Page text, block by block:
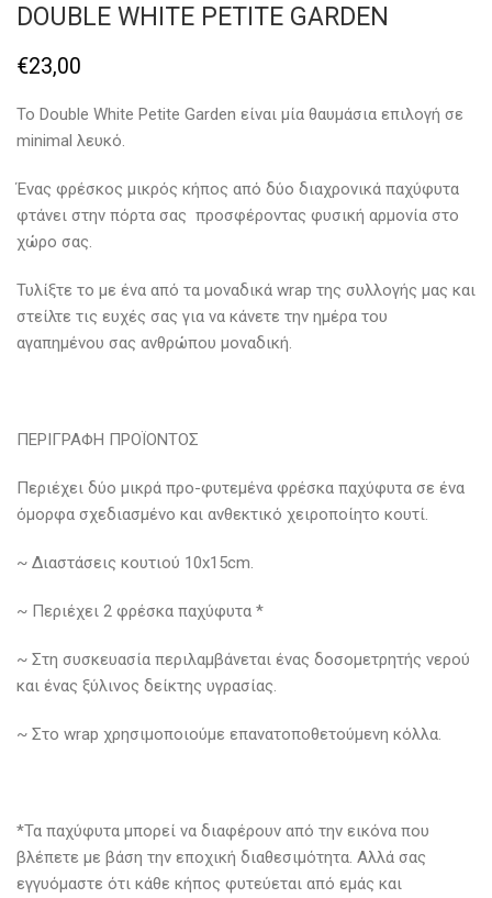
DOUBLE WHITE PETITE GARDEN
€23,00
To Double White Petite Garden είναι μία θαυμάσια επιλογή σε
minimal λευκό.
Ένας φρέσκος μικρός κήπος από δύο διαχρονικά παχύφυτα
φτάνει στην πόρτα σας προσφέροντας φυσική αρμονία στο
χώρο σας.
Τυλίξτε το με ένα από τα μοναδικά wrap της συλλογής μας και
στείλτε τις ευχές σας για να κάνετε την ημέρα του
αγαπημένου σας ανθρώπου μοναδική.
ΠΕΡΙΓΡΑΦΗ ΠΡΟΪΟΝΤΟΣ
Περιέχει δύο μικρά προ-φυτεμένα φρέσκα παχύφυτα σε ένα
όμορφα σχεδιασμένο και ανθεκτικό χειροποίητο κουτί.
~ Διαστάσεις κουτιού 10x15cm.
~ Περιέχει 2 φρέσκα παχύφυτα *
~ Στη συσκευασία περιλαμβάνεται ένας δοσομετρητής νερού
και ένας ξύλινος δείκτης υγρασίας.
~ Στο wrap χρησιμοποιούμε επανατοποθετούμενη κόλλα.
*Τα παχύφυτα μπορεί να διαφέρουν από την εικόνα που
βλέπετε με βάση την εποχική διαθεσιμότητα. Αλλά σας
εγγυόμαστε ότι κάθε κήπος φυτεύεται από εμάς και